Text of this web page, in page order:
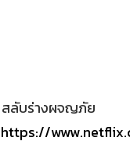
สลับร่างผจญภัย
https://